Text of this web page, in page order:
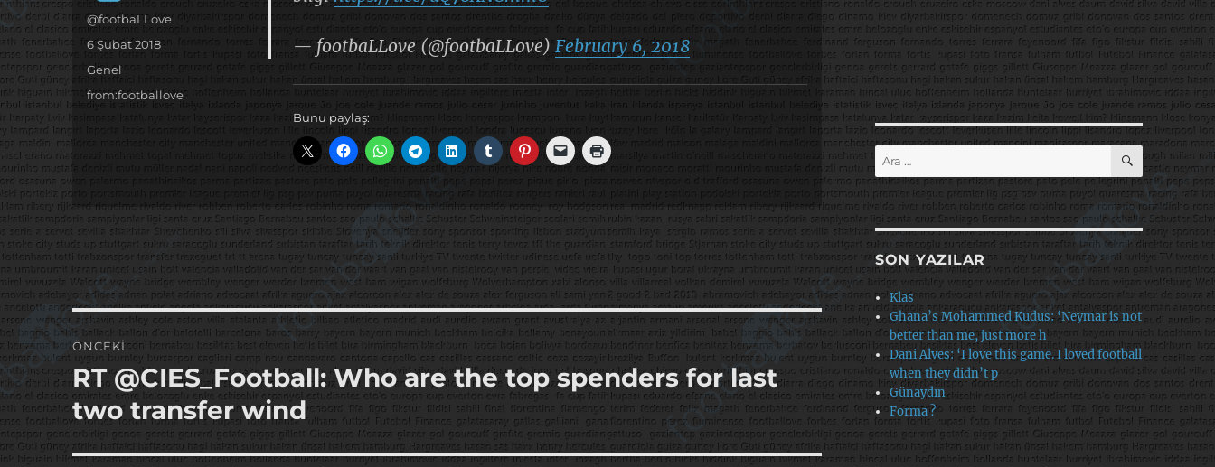
— footbaLLove (@footbaLLove) February 6, 2018
Bunu paylaş:
Yazar
@footbaLLove
Yayın
tarihi
6 Şubat 2018
Kategoriler
Genel
Etiketler
from:footballove
Yazı
gezinmesi
ÖNCEKI
Önceki
yazı:
RT @CIES_Football: Who are the top spenders for last
two transfer wind
Ara: ARA
SON YAZILAR
Klas
Ghana’s Mohammed Kudus: ‘Neymar is not
better than me, just more h
Dani Alves: ‘I love this game. I loved football
when they didn’t p
Günaydın
Forma ?